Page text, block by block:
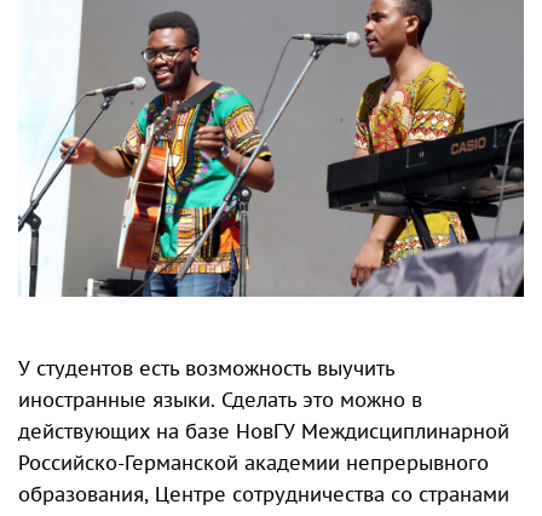
У студентов есть возможность выучить
иностранные языки. Сделать это можно в
действующих на базе НовГУ Междисциплинарной
Российско-Германской академии непрерывного
образования, Центре сотрудничества со странами